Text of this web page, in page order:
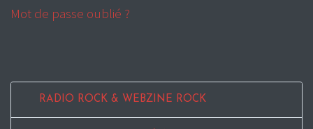
Mot de passe oublié ?
RADIO ROCK & WEBZINE ROCK